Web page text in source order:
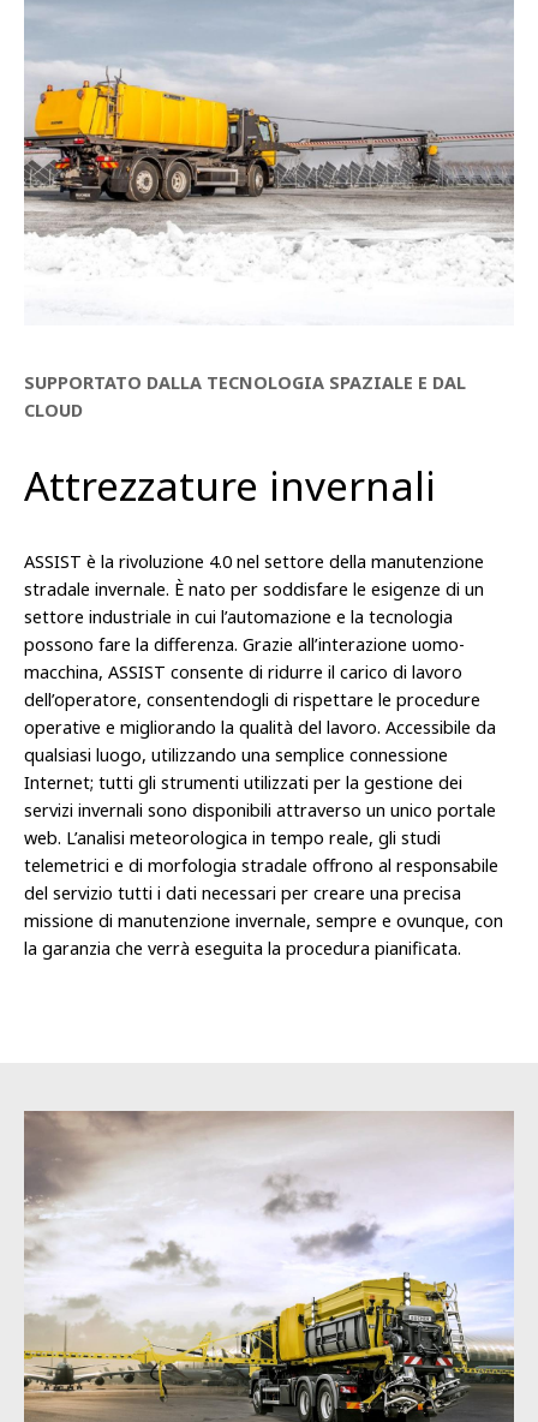
SUPPORTATO DALLA TECNOLOGIA SPAZIALE E DAL
CLOUD
Attrezzature invernali
ASSIST è la rivoluzione 4.0 nel settore della manutenzione
stradale invernale. È nato per soddisfare le esigenze di un
settore industriale in cui l’automazione e la tecnologia
possono fare la differenza. Grazie all’interazione uomo-
macchina, ASSIST consente di ridurre il carico di lavoro
dell’operatore, consentendogli di rispettare le procedure
operative e migliorando la qualità del lavoro. Accessibile da
qualsiasi luogo, utilizzando una semplice connessione
Internet; tutti gli strumenti utilizzati per la gestione dei
servizi invernali sono disponibili attraverso un unico portale
web. L’analisi meteorologica in tempo reale, gli studi
telemetrici e di morfologia stradale offrono al responsabile
del servizio tutti i dati necessari per creare una precisa
missione di manutenzione invernale, sempre e ovunque, con
la garanzia che verrà eseguita la procedura pianificata.